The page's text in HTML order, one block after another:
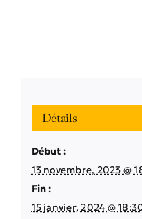
Détails
Début :
13 novembre, 2023 @
Fin :
15 janvier, 2024 @